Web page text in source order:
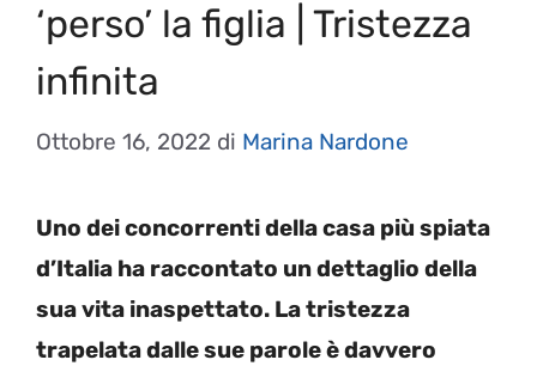
‘perso’ la figlia | Tristezza
infinita
Ottobre 16, 2022 di Marina Nardone
Uno dei concorrenti della casa più spiata
d’Italia ha raccontato un dettaglio della
sua vita inaspettato. La tristezza
trapelata dalle sue parole è davvero